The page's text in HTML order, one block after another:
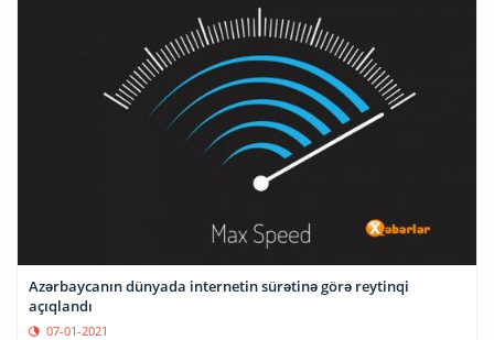
Azərbaycanın dünyada internetin sürətinə görə reytinqi
açıqlandı
07-01-2021